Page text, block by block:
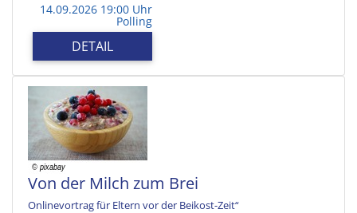
14.09.2026 19:00 Uhr
Polling
DETAIL
Von der Milch zum Brei
Onlinevortrag für Eltern vor der Beikost-Zeit“